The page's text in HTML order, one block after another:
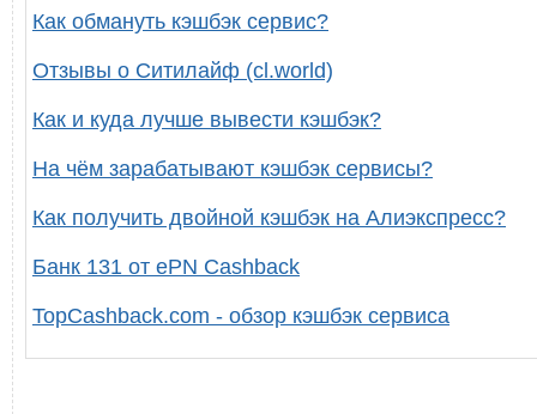
Как обмануть кэшбэк сервис?
Отзывы о Ситилайф (cl.world)
Как и куда лучше вывести кэшбэк?
На чём зарабатывают кэшбэк сервисы?
Как получить двойной кэшбэк на Алиэкспресс?
Банк 131 от ePN Cashback
TopCashback.com - обзор кэшбэк сервиса